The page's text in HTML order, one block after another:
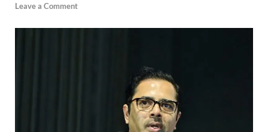
Leave a Comment